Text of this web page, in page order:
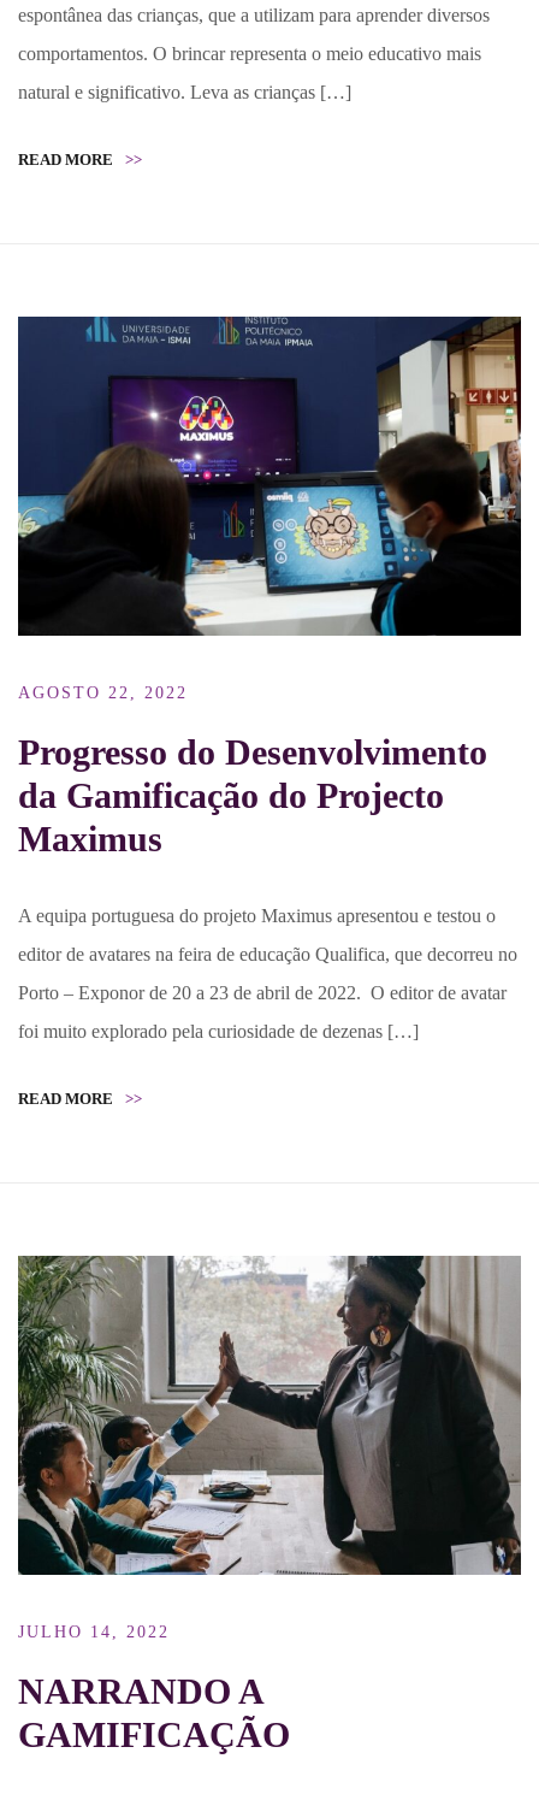
espontânea das crianças, que a utilizam para aprender diversos
comportamentos. O brincar representa o meio educativo mais
natural e significativo. Leva as crianças […]
READ MORE >>
AGOSTO 22, 2022
Progresso do Desenvolvimento
da Gamificação do Projecto
Maximus
A equipa portuguesa do projeto Maximus apresentou e testou o
editor de avatares na feira de educação Qualifica, que decorreu no
Porto – Exponor de 20 a 23 de abril de 2022. O editor de avatar
foi muito explorado pela curiosidade de dezenas […]
READ MORE >>
JULHO 14, 2022
NARRANDO A
GAMIFICAÇÃO